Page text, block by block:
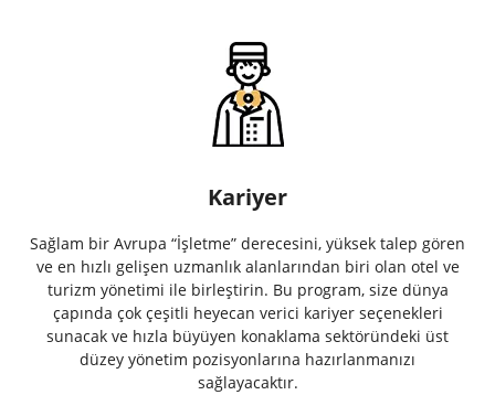
Kariyer
Sağlam bir Avrupa “İşletme” derecesini, yüksek talep gören
ve en hızlı gelişen uzmanlık alanlarından biri olan otel ve
turizm yönetimi ile birleştirin. Bu program, size dünya
çapında çok çeşitli heyecan verici kariyer seçenekleri
sunacak ve hızla büyüyen konaklama sektöründeki üst
düzey yönetim pozisyonlarına hazırlanmanızı
sağlayacaktır.